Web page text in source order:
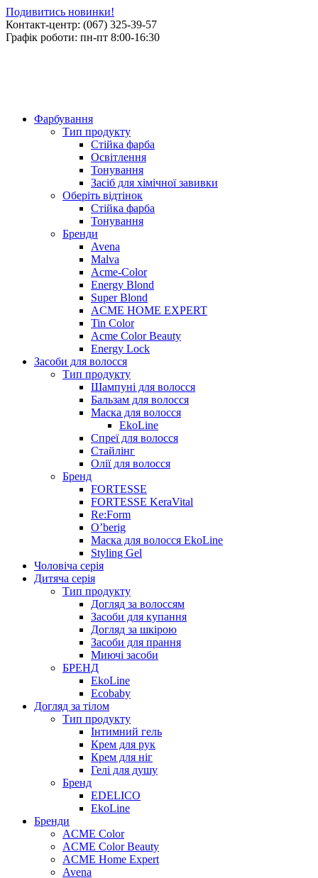
Подивитись новинки!
Контакт-центр: (067) 325-39-57
Графік роботи: пн-пт 8:00-16:30
Фарбування
Тип продукту
Стійка фарба
Освітлення
Тонування
Засіб для хімічної завивки
Оберіть відтінок
Стійка фарба
Тонування
Бренди
Avena
Malva
Acme-Color
Energy Blond
Super Blond
ACME HOME EXPERT
Tin Color
Acme Color Beauty
Energy Lock
Засоби для волосся
Тип продукту
Шампуні для волосся
Бальзам для волосся
Маска для волосся
EkoLine
Спреї для волосся
Стайлінг
Олії для волосся
Бренд
FORTESSE
FORTESSE KeraVital
Re:Form
O’berig
Маска для волосся EkoLine
Styling Gel
Чоловіча серія
Дитяча серія
Тип продукту
Догляд за волоссям
Засоби для купання
Догляд за шкірою
Засоби для прання
Миючі засоби
БРЕНД
EkoLine
Ecobaby
Догляд за тілом
Тип продукту
Інтимний гель
Крем для рук
Крем для ніг
Гелі для душу
Бренд
EDELICO
EkoLine
Бренди
ACME Color
ACME Color Beauty
ACME Home Expert
Avena